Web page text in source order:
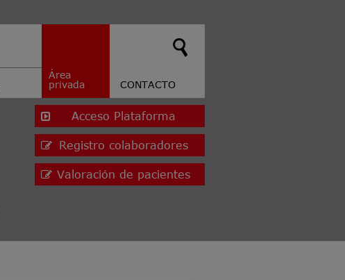
Área
privada
CONTACTO
Acceso Plataforma
Registro colaboradores
Valoración de pacientes